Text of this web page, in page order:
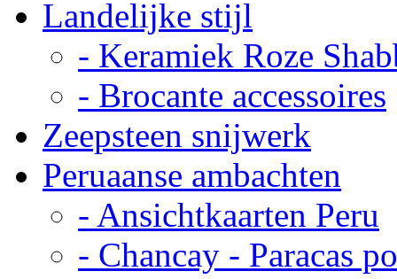
Landelijke stijl
- Keramiek Roze
- Brocante accessoires
Zeepsteen snijwerk
Peruaanse ambachten
- Ansichtkaarten Peru
- Chancay - Paracas